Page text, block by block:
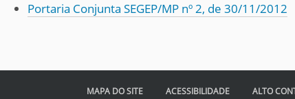
Portaria Conjunta SEGEP/MP nº 2, de 30/11/2012
MAPA DO SITE ACESSIBILIDADE ALTO